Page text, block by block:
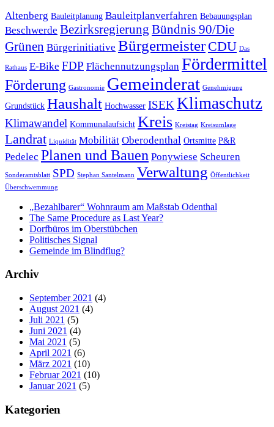
Altenberg Bauleitplanung Bauleitplanverfahren Bebauungsplan
Beschwerde Bezirksregierung Bündnis 90/Die
Grünen Bürgerinitiative Bürgermeister CDU Das
Rathaus E-Bike FDP Flächennutzungsplan Fördermittel
Förderung Gastronomie Gemeinderat Genehmigung
Grundstück Haushalt Hochwasser ISEK Klimaschutz
Klimawandel Kommunalaufsicht Kreis Kreistag Kreisumlage
Landrat Liquidität Mobilität Oberodenthal Ortsmitte P&R
Pedelec Planen und Bauen Ponywiese Scheuren
Sonderamtsblatt SPD Stephan Santelmann Verwaltung Öffentlichkeit
Überschwemmung
„Bezahlbarer“ Wohnraum am Maßstab Odenthal
The Same Procedure as Last Year?
Dorfbüros im Oberstübchen
Politisches Signal
Gemeinde im Blindflug?
Archiv
September 2021 (4)
August 2021 (4)
Juli 2021 (5)
Juni 2021 (4)
Mai 2021 (5)
April 2021 (6)
März 2021 (10)
Februar 2021 (10)
Januar 2021 (5)
Kategorien